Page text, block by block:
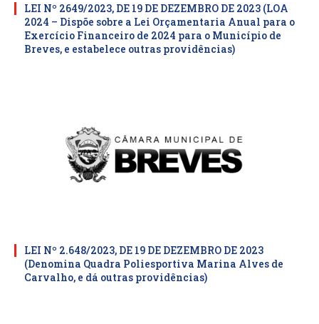
LEI Nº 2649/2023, DE 19 DE DEZEMBRO DE 2023 (LOA
2024 – Dispõe sobre a Lei Orçamentaria Anual para o
Exercício Financeiro de 2024 para o Município de
Breves, e estabelece outras providências)
LEI Nº 2.648/2023, DE 19 DE DEZEMBRO DE 2023
(Denomina Quadra Poliesportiva Marina Alves de
Carvalho, e dá outras providências)